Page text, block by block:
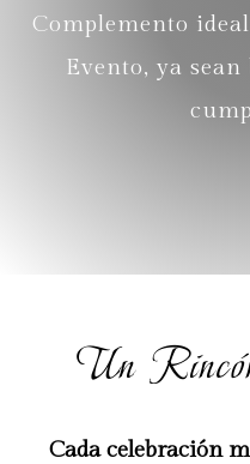
Complemento
Evento, ya
Un
Cada celebración